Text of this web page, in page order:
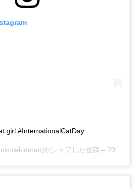
girl #InternationalCatDay
がシェアした投稿 – 2018年 8月月8日午後7時58分PDT